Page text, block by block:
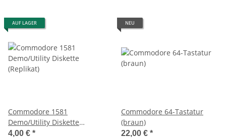
AUF LAGER
Commodore 1581
Demo/Utility Diskette
(Replikat)
4,00 € *
NEU
Commodore 64-Tastatur
(braun)
22,00 € *